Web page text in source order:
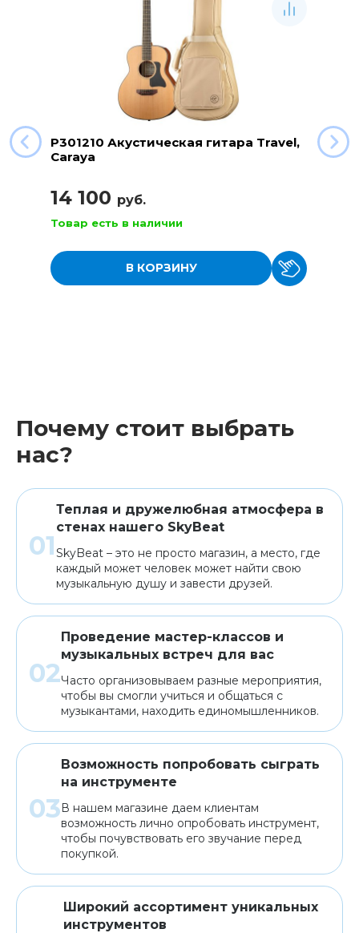
P301210 Акустическая гитара Travel,
Caraya
14 100 руб.
Товар есть в наличии
В КОРЗИНУ
Почему стоит выбрать
нас?
Теплая и дружелюбная атмосфера в
стенах нашего SkyBeat
SkyBeat – это не просто магазин, а место, где
каждый может человек может найти свою
музыкальную душу и завести друзей.
Проведение мастер-классов и
музыкальных встреч для вас
Часто организовываем разные мероприятия,
чтобы вы смогли учиться и общаться с
музыкантами, находить единомышленников.
Возможность попробовать сыграть
на инструменте
В нашем магазине даем клиентам
возможность лично опробовать инструмент,
чтобы почувствовать его звучание перед
покупкой.
Широкий ассортимент уникальных
инструментов